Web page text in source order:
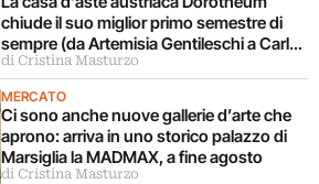
chiude il suo miglior primo semestre di
sempre (da Artemisia Gentileschi a Carla
Accardi)
di Cristina Masturzo
MERCATO
Ci sono anche nuove gallerie d’arte che
aprono: arriva in uno storico palazzo di
Marsiglia la MADMAX, a fine agosto
di Cristina Masturzo